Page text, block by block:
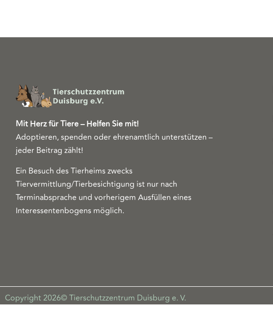
Mit Herz für Tiere – Helfen Sie mit!
Adoptieren, spenden oder ehrenamtlich unterstützen –
jeder Beitrag zählt!
Ein Besuch des Tierheims zwecks
Tiervermittlung/Tierbesichtigung ist nur nach
Terminabsprache und vorherigem Ausfüllen eines
Interessentenbogens möglich.
Copyright 2026© Tierschutzzentrum Duisburg e. V.